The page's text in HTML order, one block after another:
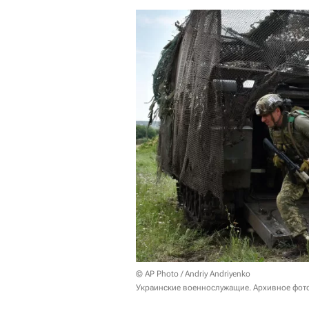
© AP Photo / Andriy Andriyenko
Украинские военнослужащие. Архивное